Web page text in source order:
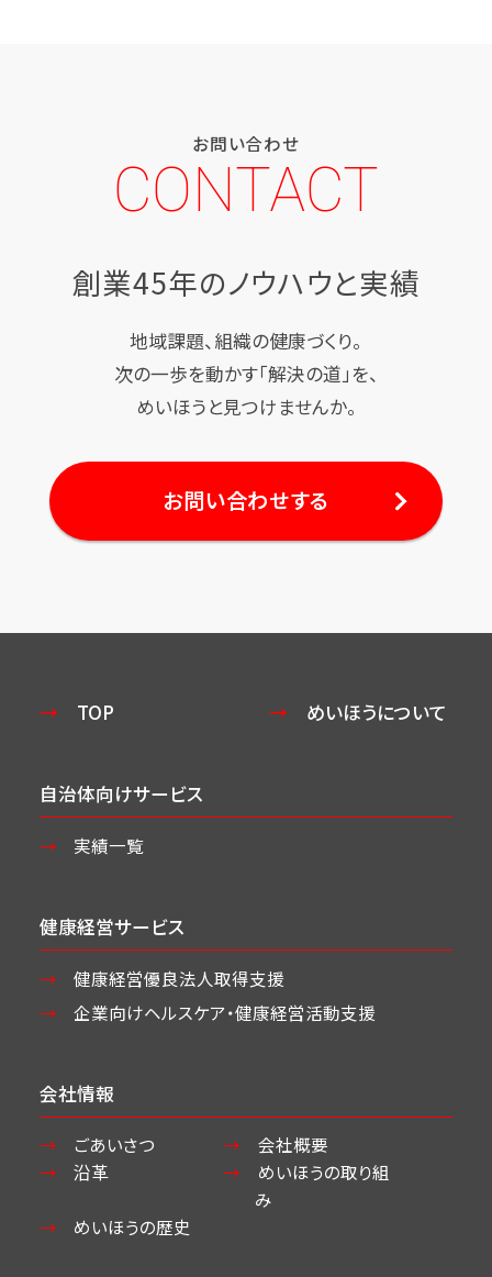
お問い合わせ
CONTACT
創業45年のノウハウと実績
地域課題、組織の健康づくり。
次の一歩を動かす「解決の道」を、
めいほうと見つけませんか。
お問い合わせする
TOP めいほうについて
自治体向けサービス
実績一覧
健康経営サービス
健康経営優良法人取得支援
企業向けヘルスケア・健康経営活動支援
会社情報
ごあいさつ
会社概要
沿革
めいほうの取り組
み
めいほうの歴史